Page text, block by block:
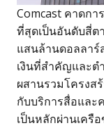
Comcast คาดก
ที่สุดเป็นอันดับสี่ต
แสนล้านดอลลาร์
เงินที่สำคัญและต
ผสานรวมโครงส
กับบริการสื่อและ
เป็นหลักผ่านเครื